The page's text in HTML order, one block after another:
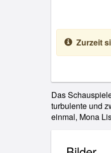
Zurzeit
Das
turbulente und
einmal, Mona
Kabarettisten